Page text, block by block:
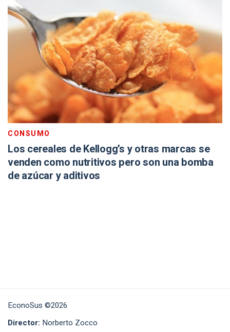
CONSUMO
Los cereales de Kellogg’s y otras marcas se
venden como nutritivos pero son una bomba
de azúcar y aditivos
EconoSus ©2026
Director: Norberto Zocco